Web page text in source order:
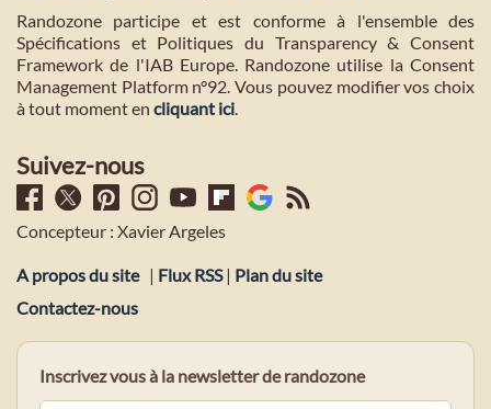
Randozone participe et est conforme à l'ensemble des
Spécifications et Politiques du Transparency & Consent
Framework de l'IAB Europe. Randozone utilise la Consent
Management Platform n°92. Vous pouvez modifier vos choix
à tout moment en cliquant ici.
Suivez-nous
Concepteur : Xavier Argeles
A propos du site | Flux RSS| Plan du site
Contactez-nous
Inscrivez vous à la newsletter de randozone